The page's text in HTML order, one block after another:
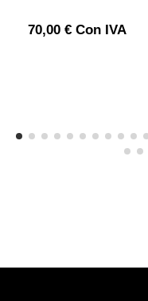
70,00 € Con IVA